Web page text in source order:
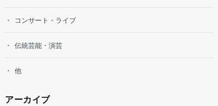
コンサート・ライブ
伝統芸能・演芸
他
アーカイブ